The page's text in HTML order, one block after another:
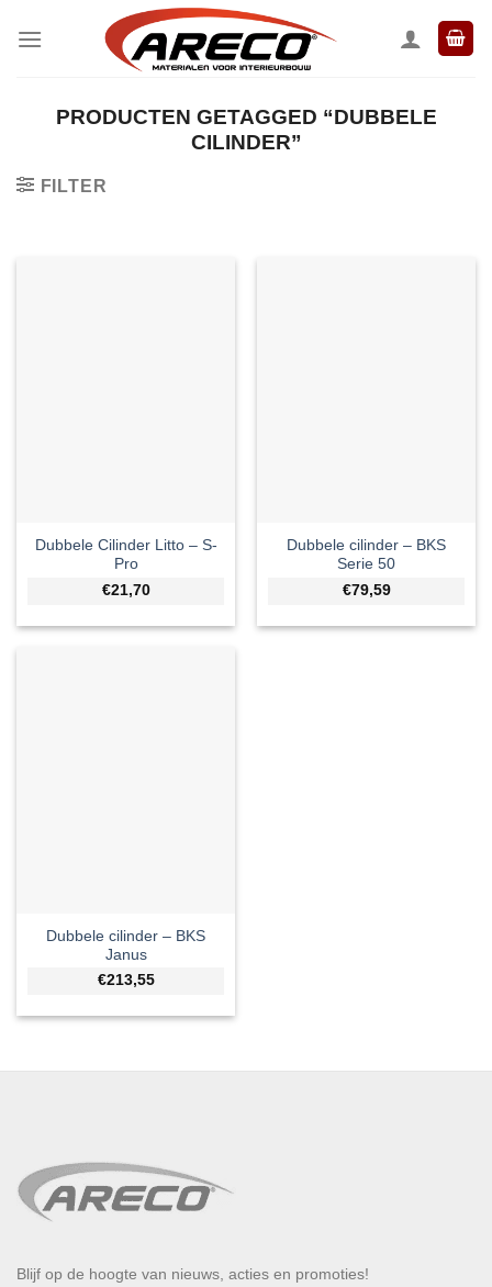
naar
PRODUCTEN GETAGGED “DUBBELE
CILINDER”
FILTER
Dubbele Cilinder Litto – S-
Pro
€21,70
Dubbele cilinder – BKS
Serie 50
€79,59
Dubbele cilinder – BKS
Janus
€213,55
Blijf op de hoogte van nieuws, acties en promoties!